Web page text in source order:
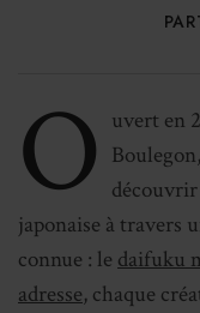
O uvert en
japonaise à travers
connue : le daifuku
adresse, chaque